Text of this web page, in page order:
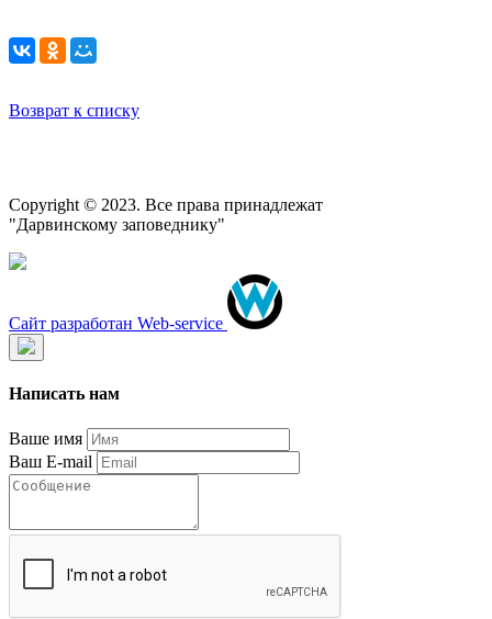
Возврат к списку
Copyright © 2023. Все права принадлежат
"Дарвинскому заповеднику"
Сайт разработан Web-service
Написать нам
Ваше имя
Ваш E-mail